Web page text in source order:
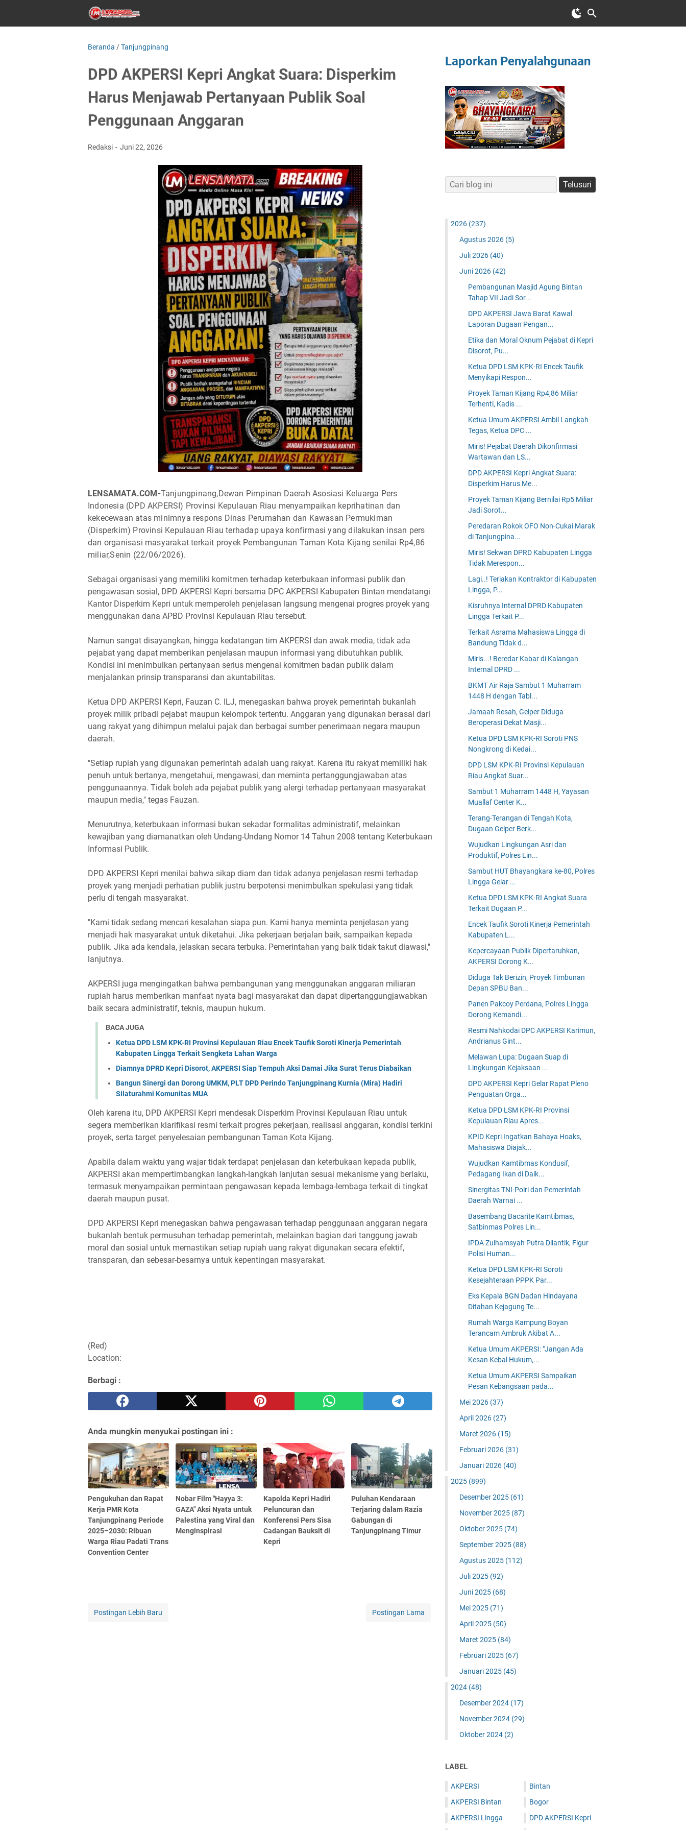
Beranda /Tanjungpinang
DPD AKPERSI Kepri Angkat Suara: Disperkim
Harus Menjawab Pertanyaan Publik Soal
Penggunaan Anggaran
Redaksi Juni 22, 2026
LENSAMATA.COM-Tanjungpinang,Dewan Pimpinan Daerah Asosiasi Keluarga Pers
Indonesia (DPD AKPERSI) Provinsi Kepulauan Riau menyampaikan keprihatinan dan
kekecewaan atas minimnya respons Dinas Perumahan dan Kawasan Permukiman
(Disperkim) Provinsi Kepulauan Riau terhadap upaya konfirmasi yang dilakukan insan pers
dan organisasi masyarakat terkait proyek Pembangunan Taman Kota Kijang senilai Rp4,86
miliar,Senin (22/06/2026).
Sebagai organisasi yang memiliki komitmen terhadap keterbukaan informasi publik dan
pengawasan sosial, DPD AKPERSI Kepri bersama DPC AKPERSI Kabupaten Bintan mendatangi
Kantor Disperkim Kepri untuk memperoleh penjelasan langsung mengenai progres proyek yang
menggunakan dana APBD Provinsi Kepulauan Riau tersebut.
Namun sangat disayangkan, hingga kedatangan tim AKPERSI dan awak media, tidak ada
pejabat yang dapat memberikan penjelasan maupun informasi yang dibutuhkan publik.
Kondisi ini menimbulkan pertanyaan serius mengenai komitmen badan publik dalam
menjalankan prinsip transparansi dan akuntabilitas.
Ketua DPD AKPERSI Kepri, Fauzan C. ILJ, menegaskan bahwa proyek pemerintah bukanlah
proyek milik pribadi pejabat maupun kelompok tertentu. Anggaran yang digunakan berasal dari
uang rakyat yang dihimpun melalui pajak dan berbagai sumber penerimaan negara maupun
daerah.
"Setiap rupiah yang digunakan pemerintah adalah uang rakyat. Karena itu rakyat memiliki hak
penuh untuk bertanya, mengetahui, mengawasi, dan meminta pertanggungjawaban atas
penggunaannya. Tidak boleh ada pejabat publik yang alergi terhadap pertanyaan masyarakat
maupun media," tegas Fauzan.
Menurutnya, keterbukaan informasi bukan sekadar formalitas administratif, melainkan
kewajiban yang diamanatkan oleh Undang-Undang Nomor 14 Tahun 2008 tentang Keterbukaan
Informasi Publik.
DPD AKPERSI Kepri menilai bahwa sikap diam dan tidak adanya penjelasan resmi terhadap
proyek yang menjadi perhatian publik justru berpotensi menimbulkan spekulasi yang tidak
perlu di tengah masyarakat.
"Kami tidak sedang mencari kesalahan siapa pun. Kami hanya meminta penjelasan yang
menjadi hak masyarakat untuk diketahui. Jika pekerjaan berjalan baik, sampaikan kepada
publik. Jika ada kendala, jelaskan secara terbuka. Pemerintahan yang baik tidak takut diawasi,"
lanjutnya.
AKPERSI juga mengingatkan bahwa pembangunan yang menggunakan anggaran miliaran
rupiah harus memberikan manfaat nyata bagi masyarakat dan dapat dipertanggungjawabkan
baik secara administratif, teknis, maupun hukum.
BACA JUGA
Ketua DPD LSM KPK-RI Provinsi Kepulauan Riau Encek Taufik Soroti Kinerja Pemerintah
Kabupaten Lingga Terkait Sengketa Lahan Warga
Diamnya DPRD Kepri Disorot, AKPERSI Siap Tempuh Aksi Damai Jika Surat Terus Diabaikan
Bangun Sinergi dan Dorong UMKM, PLT DPD Perindo Tanjungpinang Kurnia (Mira) Hadiri
Silaturahmi Komunitas MUA
Oleh karena itu, DPD AKPERSI Kepri mendesak Disperkim Provinsi Kepulauan Riau untuk
segera memberikan klarifikasi resmi terkait progres pekerjaan, realisasi anggaran, kondisi terkini
proyek, serta target penyelesaian pembangunan Taman Kota Kijang.
Apabila dalam waktu yang wajar tidak terdapat penjelasan dan keterbukaan kepada publik,
AKPERSI akan mempertimbangkan langkah-langkah lanjutan sesuai mekanisme yang berlaku,
termasuk menyampaikan permintaan pengawasan kepada lembaga-lembaga terkait di tingkat
daerah maupun pusat.
DPD AKPERSI Kepri menegaskan bahwa pengawasan terhadap penggunaan anggaran negara
bukanlah bentuk permusuhan terhadap pemerintah, melainkan bagian dari tanggung jawab
moral dan sosial untuk memastikan setiap rupiah uang rakyat digunakan secara efektif,
transparan, dan sebesar-besarnya untuk kepentingan masyarakat.
(Red)
Location:
Berbagi :
Anda mungkin menyukai postingan ini :
Pengukuhan dan Rapat
Kerja PMR Kota
Tanjungpinang Periode
2025–2030: Ribuan
Warga Riau Padati Trans
Convention Center
Nobar Film "Hayya 3:
GAZA" Aksi Nyata untuk
Palestina yang Viral dan
Menginspirasi
Kapolda Kepri Hadiri
Peluncuran dan
Konferensi Pers Sisa
Cadangan Bauksit di
Kepri
Puluhan Kendaraan
Terjaring dalam Razia
Gabungan di
Tanjungpinang Timur
Postingan Lebih Baru Postingan Lama
Laporkan Penyalahgunaan
2026 (237)
Agustus 2026 (5)
Juli 2026 (40)
Juni 2026 (42)
Pembangunan Masjid Agung Bintan
Tahap VII Jadi Sor...
DPD AKPERSI Jawa Barat Kawal
Laporan Dugaan Pengan...
Etika dan Moral Oknum Pejabat di Kepri
Disorot, Pu...
Ketua DPD LSM KPK-RI Encek Taufik
Menyikapi Respon...
Proyek Taman Kijang Rp4,86 Miliar
Terhenti, Kadis ...
Ketua Umum AKPERSI Ambil Langkah
Tegas, Ketua DPC ...
Miris! Pejabat Daerah Dikonfirmasi
Wartawan dan LS...
DPD AKPERSI Kepri Angkat Suara:
Disperkim Harus Me...
Proyek Taman Kijang Bernilai Rp5 Miliar
Jadi Sorot...
Peredaran Rokok OFO Non-Cukai Marak
di Tanjungpina...
Miris! Sekwan DPRD Kabupaten Lingga
Tidak Merespon...
Lagi..! Teriakan Kontraktor di Kabupaten
Lingga, P...
Kisruhnya Internal DPRD Kabupaten
Lingga Terkait P...
Terkait Asrama Mahasiswa Lingga di
Bandung Tidak d...
Miris...! Beredar Kabar di Kalangan
Internal DPRD ...
BKMT Air Raja Sambut 1 Muharram
1448 H dengan Tabl...
Jamaah Resah, Gelper Diduga
Beroperasi Dekat Masji...
Ketua DPD LSM KPK-RI Soroti PNS
Nongkrong di Kedai...
DPD LSM KPK-RI Provinsi Kepulauan
Riau Angkat Suar...
Sambut 1 Muharram 1448 H, Yayasan
Muallaf Center K...
Terang-Terangan di Tengah Kota,
Dugaan Gelper Berk...
Wujudkan Lingkungan Asri dan
Produktif, Polres Lin...
Sambut HUT Bhayangkara ke-80, Polres
Lingga Gelar ...
Ketua DPD LSM KPK-RI Angkat Suara
Terkait Dugaan P...
Encek Taufik Soroti Kinerja Pemerintah
Kabupaten L...
Kepercayaan Publik Dipertaruhkan,
AKPERSI Dorong K...
Diduga Tak Berizin, Proyek Timbunan
Depan SPBU Ban...
Panen Pakcoy Perdana, Polres Lingga
Dorong Kemandi...
Resmi Nahkodai DPC AKPERSI Karimun,
Andrianus Gint...
Melawan Lupa: Dugaan Suap di
Lingkungan Kejaksaan ...
DPD AKPERSI Kepri Gelar Rapat Pleno
Penguatan Orga...
Ketua DPD LSM KPK-RI Provinsi
Kepulauan Riau Apres...
KPID Kepri Ingatkan Bahaya Hoaks,
Mahasiswa Diajak...
Wujudkan Kamtibmas Kondusif,
Pedagang Ikan di Daik...
Sinergitas TNI-Polri dan Pemerintah
Daerah Warnai ...
Basembang Bacarite Kamtibmas,
Satbinmas Polres Lin...
IPDA Zulhamsyah Putra Dilantik, Figur
Polisi Human...
Ketua DPD LSM KPK-RI Soroti
Kesejahteraan PPPK Par...
Eks Kepala BGN Dadan Hindayana
Ditahan Kejagung Te...
Rumah Warga Kampung Boyan
Terancam Ambruk Akibat A...
Ketua Umum AKPERSI: "Jangan Ada
Kesan Kebal Hukum,...
Ketua Umum AKPERSI Sampaikan
Pesan Kebangsaan pada...
Mei 2026 (37)
April 2026 (27)
Maret 2026 (15)
Februari 2026 (31)
Januari 2026 (40)
2025 (899)
Desember 2025 (61)
November 2025 (87)
Oktober 2025 (74)
September 2025 (88)
Agustus 2025 (112)
Juli 2025 (92)
Juni 2025 (68)
Mei 2025 (71)
April 2025 (50)
Maret 2025 (84)
Februari 2025 (67)
Januari 2025 (45)
2024 (48)
Desember 2024 (17)
November 2024 (29)
Oktober 2024 (2)
LABEL
AKPERSI
AKPERSI Bintan
AKPERSI Lingga
Bintan
Bogor
DPD AKPERSI Kepri